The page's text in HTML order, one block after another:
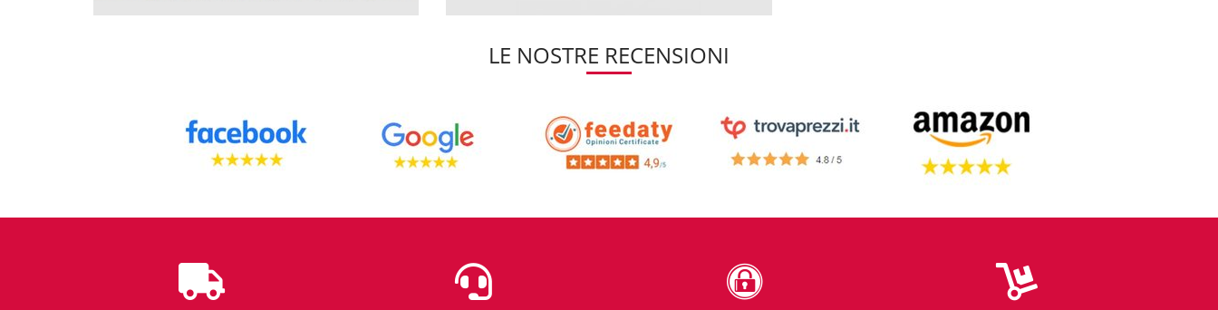
LE NOSTRE RECENSIONI